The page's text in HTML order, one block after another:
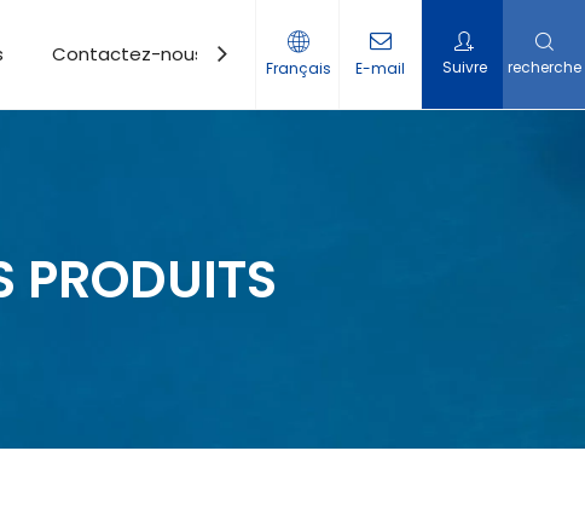
Contactez-nous
Français E-mail Suivre recherche
PRODUITS